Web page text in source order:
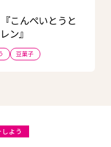
こんぺいとうと
ン』
豆菓子
よう